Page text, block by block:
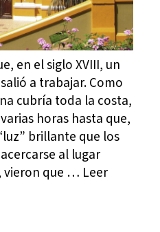
en el siglo XVIII, un
a trabajar. Como
cubría toda la costa,
horas hasta que,
brillante que los
al lugar
vieron que … Leer